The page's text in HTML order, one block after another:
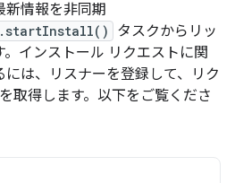
新情報を非同期
タスクからリッ
インストール リクエストに関
は、リスナーを登録して、リク
取得します。以下をご覧くださ